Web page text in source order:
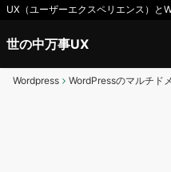
UX（ユーザーエクスペリエンス）と
世の中万事UX
Wordpress